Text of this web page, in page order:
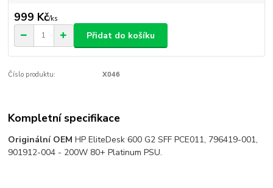
999 Kč/ks
Přidat do košíku
Číslo produktu: X046
Kompletní specifikace
Originální OEMHP EliteDesk 600 G2 SFF PCE011, 796419-001,
901912-004 - 200W 80+ Platinum PSU.